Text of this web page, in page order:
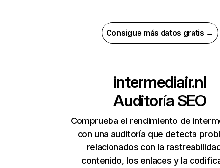
Consigue más datos gratis →
intermediair.nl
Auditoría SEO
Comprueba el rendimiento de
con una auditoría que detecta
relacionados con la
contenido, los enlaces y la